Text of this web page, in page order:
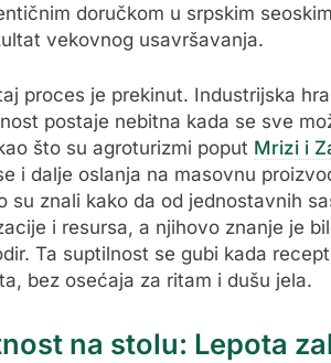
doručkom u srpskim
vekovnog usavršavanja.
proces je prekinut. Industrijska
postaje nebitna kada se sve
što su agroturizmi poput Mrizi i
i dalje oslanja na masovnu
su znali kako da od jednostavnih
i resursa, a njihovo znanje je
Ta suptilnost se gubi kada
bez osećaja za ritam i dušu jela.
na stolu: Lepota